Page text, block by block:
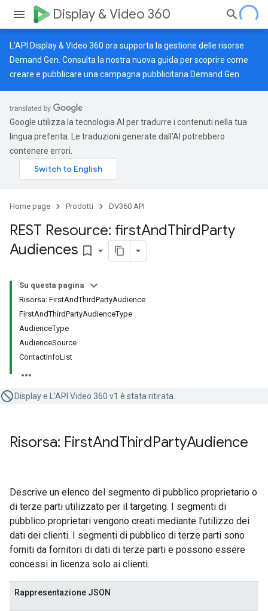
Display & Video 360
L'API Display & Video 360 ora supporta la gestione delle risorse
Demand Gen. Consulta la nostra nuova guida per scoprire come
creare e pubblicare una campagna pubblicitaria Demand Gen.
Google utilizza la tecnologia AI per tradurre i contenuti nella tua
lingua preferita. Le traduzioni generate dall'AI potrebbero
contenere errori.
Home page Prodotti DV360 API
REST Resource: firstAndThirdParty
Audiences bookmark_border
Su questa pagina
Risorsa: FirstAndThirdPartyAudience
FirstAndThirdPartyAudienceType
AudienceType
AudienceSource
ContactInfoList
Display e L'API Video 360 v1 è stata ritirata.
Risorsa: FirstAndThirdPartyAudience
Descrive un elenco del segmento di pubblico proprietario o
di terze parti utilizzato per il targeting. I segmenti di
pubblico proprietari vengono creati mediante l'utilizzo dei
dati dei clienti. I segmenti di pubblico di terze parti sono
forniti da fornitori di dati di terze parti e possono essere
concessi in licenza solo ai clienti.
Rappresentazione JSON